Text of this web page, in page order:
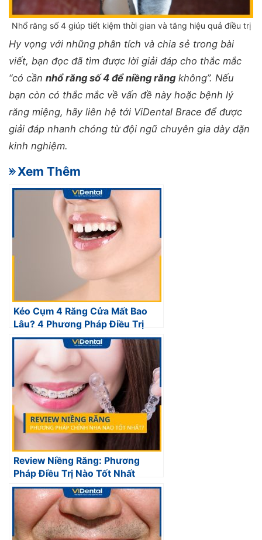
Nhổ răng số 4 giúp tiết kiệm thời gian và tăng hiệu quả điều trị
Hy vọng với những phân tích và chia sẻ trong bài
viết, bạn đọc đã tìm được lời giải đáp cho thắc mắc
“có cần nhổ răng số 4 để niềng răng không”. Nếu
bạn còn có thắc mắc về vấn đề này hoặc bệnh lý
răng miệng, hãy liên hệ tới ViDental Brace để được
giải đáp nhanh chóng từ đội ngũ chuyên gia dày dặn
kinh nghiệm.
- Xem Thêm
Kéo Cụm 4 Răng Cửa Mất Bao
Lâu? 4 Phương Pháp Điều Trị
Review Niềng Răng: Phương
Pháp Điều Trị Nào Tốt Nhất